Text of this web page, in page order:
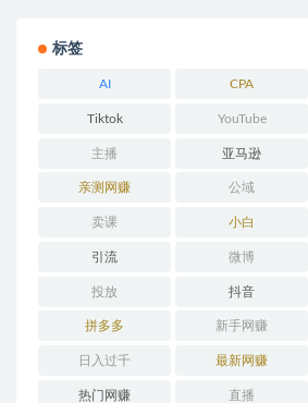
标签
AI CPA
Tiktok YouTube
主播 亚马逊
亲测网赚 公域
卖课 小白
引流 微博
投放 抖音
拼多多 新手网赚
日入过千 最新网赚
热门网赚 直播